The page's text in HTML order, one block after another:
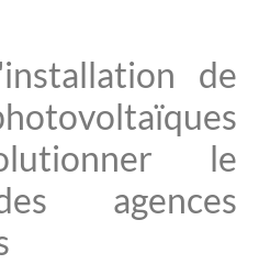
de
le
agences